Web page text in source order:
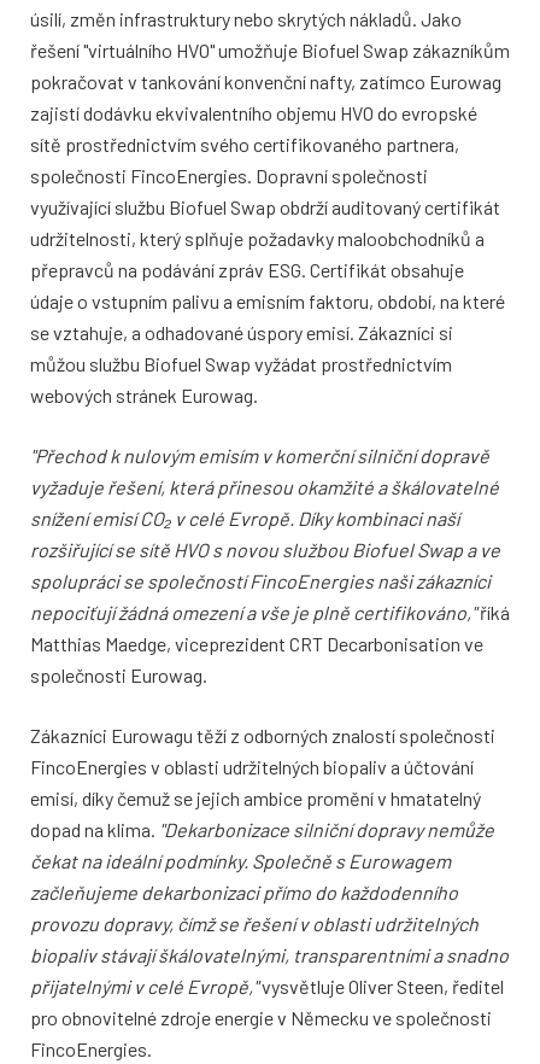
úsilí, změn infrastruktury nebo skrytých nákladů. Jako
řešení "virtuálního HVO" umožňuje Biofuel Swap zákazníkům
pokračovat v tankování konvenční nafty, zatímco Eurowag
zajistí dodávku ekvivalentního objemu HVO do evropské
sítě prostřednictvím svého certifikovaného partnera,
společnosti FincoEnergies. Dopravní společnosti
využívající službu Biofuel Swap obdrží auditovaný certifikát
udržitelnosti, který splňuje požadavky maloobchodníků a
přepravců na podávání zpráv ESG. Certifikát obsahuje
údaje o vstupním palivu a emisním faktoru, období, na které
se vztahuje, a odhadované úspory emisí. Zákazníci si
můžou službu Biofuel Swap vyžádat prostřednictvím
webových stránek Eurowag.
"Přechod k nulovým emisím v komerční silniční dopravě
vyžaduje řešení, která přinesou okamžité a škálovatelné
snížení emisí CO₂ v celé Evropě. Díky kombinaci naší
rozšiřující se sítě HVO s novou službou Biofuel Swap a ve
spolupráci se společností FincoEnergies naši zákazníci
nepociťují žádná omezení a vše je plně certifikováno,"říká
Matthias Maedge, viceprezident CRT Decarbonisation ve
společnosti Eurowag.
Zákazníci Eurowagu těží z odborných znalostí společnosti
FincoEnergies v oblasti udržitelných biopaliv a účtování
emisí, díky čemuž se jejich ambice promění v hmatatelný
dopad na klima. "Dekarbonizace silniční dopravy nemůže
čekat na ideální podmínky. Společně s Eurowagem
začleňujeme dekarbonizaci přímo do každodenního
provozu dopravy, čímž se řešení v oblasti udržitelných
biopaliv stávají škálovatelnými, transparentními a snadno
přijatelnými v celé Evropě,"vysvětluje Oliver Steen, ředitel
pro obnovitelné zdroje energie v Německu ve společnosti
FincoEnergies.